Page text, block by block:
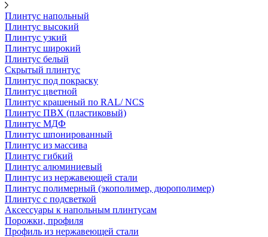
Плинтус напольный
Плинтус высокий
Плинтус узкий
Плинтус широкий
Плинтус белый
Скрытый плинтус
Плинтус под покраску
Плинтус цветной
Плинтус крашеный по RAL/ NCS
Плинтус ПВХ (пластиковый)
Плинтус МДФ
Плинтус шпонированный
Плинтус из массива
Плинтус гибкий
Плинтус алюминиевый
Плинтус из нержавеющей стали
Плинтус полимерный (экополимер, дюрополимер)
Плинтус с подсветкой
Аксессуары к напольным плинтусам
Порожки, профиля
Профиль из нержавеющей стали